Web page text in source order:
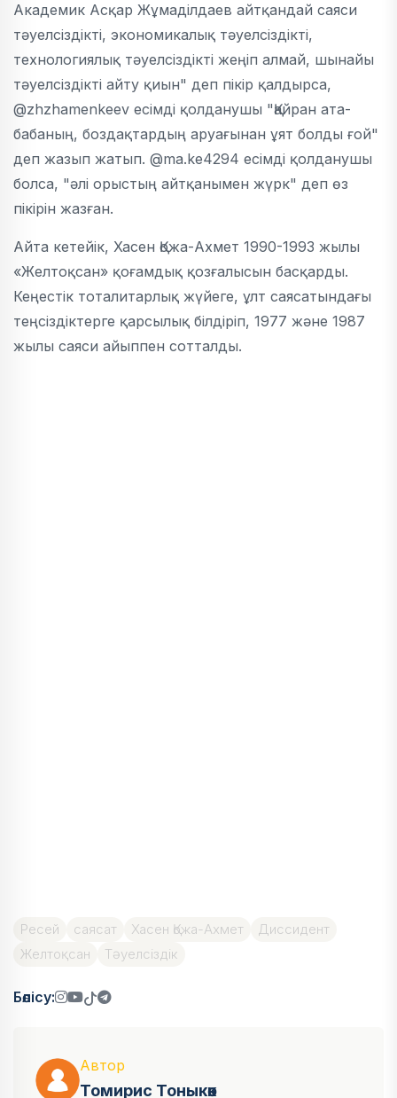
Академик Асқар Жұмаділдаев айтқандай саяси
тәуелсіздікті, экономикалық тәуелсіздікті,
технологиялық тәуелсіздікті жеңіп алмай, шынайы
тәуелсіздікті айту қиын" деп пікір қалдырса,
@zhzhamenkeev есімді қолданушы "Қайран ата-
бабаның, боздақтардың аруағынан ұят болды ғой"
деп жазып жатып. @ma.ke4294 есімді қолданушы
болса, "әлі орыстың айтқанымен жүрк" деп өз
пікірін жазған.
Айта кетейік, Хасен Қожа-Ахмет 1990-1993 жылы
«Желтоқсан» қоғамдық қозғалысын басқарды.
Кеңестік тоталитарлық жүйеге, ұлт саясатындағы
теңсіздіктерге қарсылық білдіріп, 1977 және 1987
жылы саяси айыппен сотталды.
Ресей саясат Хасен Қожа-Ахмет
Диссидент
Желтоқсан
Тәуелсіздік
Бөлісу:
Автор
Томирис Тоныкөк